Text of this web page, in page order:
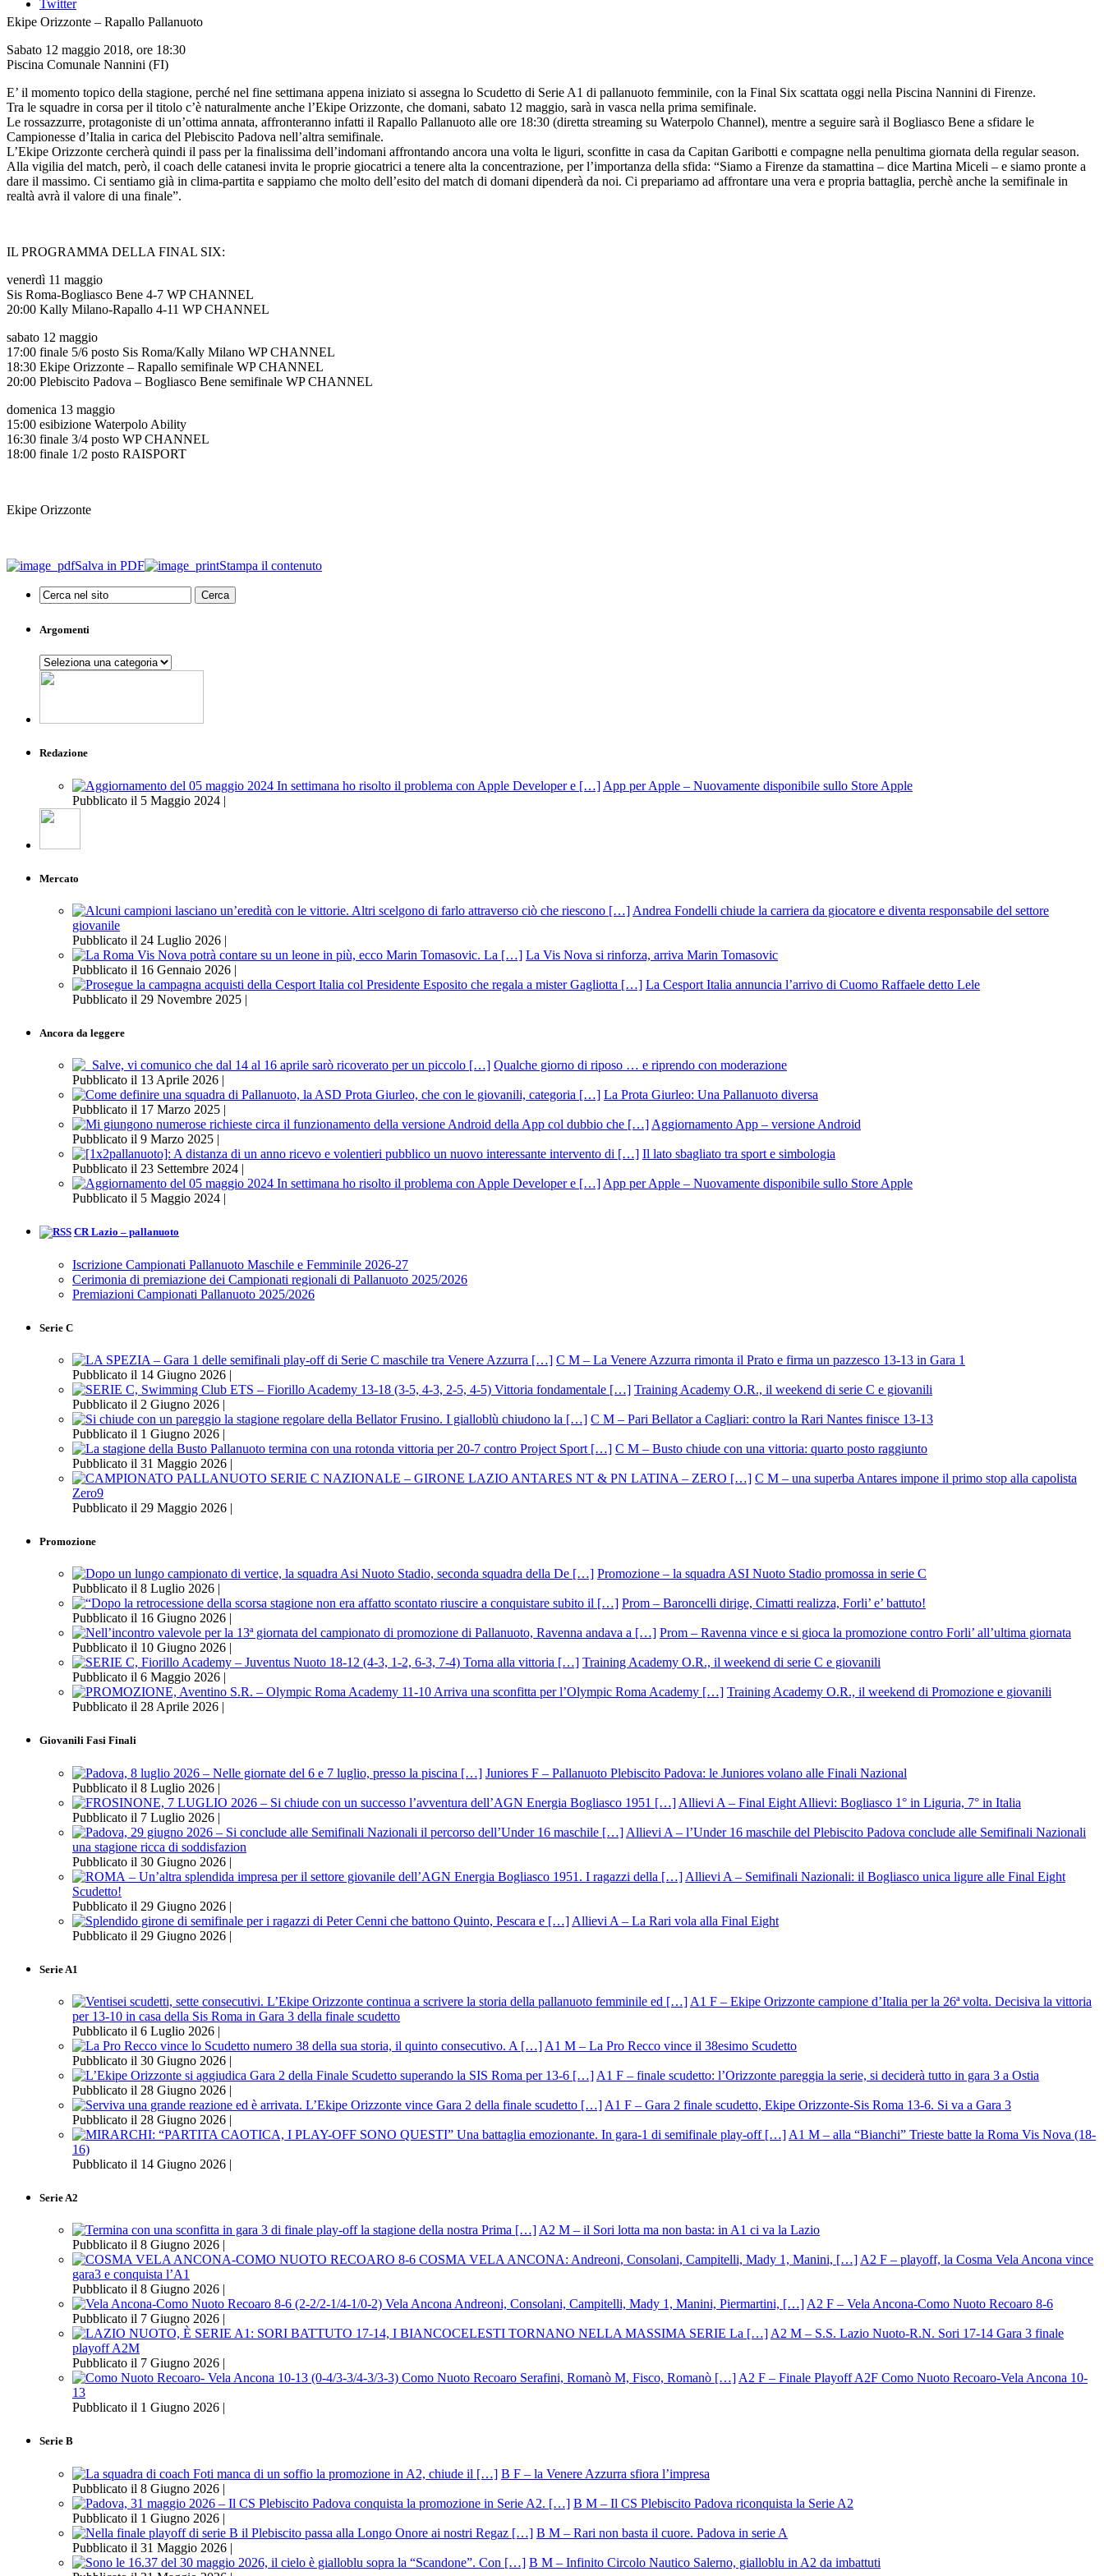
Twitter
Ekipe Orizzonte – Rapallo Pallanuoto
Sabato 12 maggio 2018, ore 18:30
Piscina Comunale Nannini (FI)
E’ il momento topico della stagione, perché nel fine settimana appena iniziato si assegna lo Scudetto di Serie A1 di pallanuoto femminile, con la Final Six scattata oggi nella Piscina Nannini di Firenze.
Tra le squadre in corsa per il titolo c’è naturalmente anche l’Ekipe Orizzonte, che domani, sabato 12 maggio, sarà in vasca nella prima semifinale.
Le rossazzurre, protagoniste di un’ottima annata, affronteranno infatti il Rapallo Pallanuoto alle ore 18:30 (diretta streaming su Waterpolo Channel), mentre a seguire sarà il Bogliasco Bene a sfidare le
Campionesse d’Italia in carica del Plebiscito Padova nell’altra semifinale.
L’Ekipe Orizzonte cercherà quindi il pass per la finalissima dell’indomani affrontando ancora una volta le liguri, sconfitte in casa da Capitan Garibotti e compagne nella penultima giornata della regular season.
Alla vigilia del match, però, il coach delle catanesi invita le proprie giocatrici a tenere alta la concentrazione, per l’importanza della sfida: “Siamo a Firenze da stamattina – dice Martina Miceli – e siamo pronte a
dare il massimo. Ci sentiamo già in clima-partita e sappiamo che molto dell’esito del match di domani dipenderà da noi. Ci prepariamo ad affrontare una vera e propria battaglia, perchè anche la semifinale in
realtà avrà il valore di una finale”.
IL PROGRAMMA DELLA FINAL SIX:
venerdì 11 maggio
Sis Roma-Bogliasco Bene 4-7 WP CHANNEL
20:00 Kally Milano-Rapallo 4-11 WP CHANNEL
sabato 12 maggio
17:00 finale 5/6 posto Sis Roma/Kally Milano WP CHANNEL
18:30 Ekipe Orizzonte – Rapallo semifinale WP CHANNEL
20:00 Plebiscito Padova – Bogliasco Bene semifinale WP CHANNEL
domenica 13 maggio
15:00 esibizione Waterpolo Ability
16:30 finale 3/4 posto WP CHANNEL
18:00 finale 1/2 posto RAISPORT
Ekipe Orizzonte
Salva in PDF Stampa il contenuto
Argomenti
Argomenti
Redazione
App per Apple – Nuovamente disponibile sullo Store Apple
Pubblicato il 5 Maggio 2024 |
Mercato
Andrea Fondelli chiude la carriera da giocatore e diventa responsabile del settore
giovanile
Pubblicato il 24 Luglio 2026 |
La Vis Nova si rinforza, arriva Marin Tomasovic
Pubblicato il 16 Gennaio 2026 |
La Cesport Italia annuncia l’arrivo di Cuomo Raffaele detto Lele
Pubblicato il 29 Novembre 2025 |
Ancora da leggere
Qualche giorno di riposo … e riprendo con moderazione
Pubblicato il 13 Aprile 2026 |
La Prota Giurleo: Una Pallanuoto diversa
Pubblicato il 17 Marzo 2025 |
Aggiornamento App – versione Android
Pubblicato il 9 Marzo 2025 |
Il lato sbagliato tra sport e simbologia
Pubblicato il 23 Settembre 2024 |
App per Apple – Nuovamente disponibile sullo Store Apple
Pubblicato il 5 Maggio 2024 |
CR Lazio – pallanuoto
Iscrizione Campionati Pallanuoto Maschile e Femminile 2026-27
Cerimonia di premiazione dei Campionati regionali di Pallanuoto 2025/2026
Premiazioni Campionati Pallanuoto 2025/2026
Serie C
C M – La Venere Azzurra rimonta il Prato e firma un pazzesco 13-13 in Gara 1
Pubblicato il 14 Giugno 2026 |
Training Academy O.R., il weekend di serie C e giovanili
Pubblicato il 2 Giugno 2026 |
C M – Pari Bellator a Cagliari: contro la Rari Nantes finisce 13-13
Pubblicato il 1 Giugno 2026 |
C M – Busto chiude con una vittoria: quarto posto raggiunto
Pubblicato il 31 Maggio 2026 |
C M – una superba Antares impone il primo stop alla capolista
Zero9
Pubblicato il 29 Maggio 2026 |
Promozione
Promozione – la squadra ASI Nuoto Stadio promossa in serie C
Pubblicato il 8 Luglio 2026 |
Prom – Baroncelli dirige, Cimatti realizza, Forli’ e’ battuto!
Pubblicato il 16 Giugno 2026 |
Prom – Ravenna vince e si gioca la promozione contro Forli’ all’ultima giornata
Pubblicato il 10 Giugno 2026 |
Training Academy O.R., il weekend di serie C e giovanili
Pubblicato il 6 Maggio 2026 |
Training Academy O.R., il weekend di Promozione e giovanili
Pubblicato il 28 Aprile 2026 |
Giovanili Fasi Finali
Juniores F – Pallanuoto Plebiscito Padova: le Juniores volano alle Finali Nazional
Pubblicato il 8 Luglio 2026 |
Allievi A – Final Eight Allievi: Bogliasco 1° in Liguria, 7° in Italia
Pubblicato il 7 Luglio 2026 |
Allievi A – l’Under 16 maschile del Plebiscito Padova conclude alle Semifinali Nazionali
una stagione ricca di soddisfazion
Pubblicato il 30 Giugno 2026 |
Allievi A – Semifinali Nazionali: il Bogliasco unica ligure alle Final Eight
Scudetto!
Pubblicato il 29 Giugno 2026 |
Allievi A – La Rari vola alla Final Eight
Pubblicato il 29 Giugno 2026 |
Serie A1
A1 F – Ekipe Orizzonte campione d’Italia per la 26ª volta. Decisiva la vittoria
per 13-10 in casa della Sis Roma in Gara 3 della finale scudetto
Pubblicato il 6 Luglio 2026 |
A1 M – La Pro Recco vince il 38esimo Scudetto
Pubblicato il 30 Giugno 2026 |
A1 F – finale scudetto: l’Orizzonte pareggia la serie, si deciderà tutto in gara 3 a Ostia
Pubblicato il 28 Giugno 2026 |
A1 F – Gara 2 finale scudetto, Ekipe Orizzonte-Sis Roma 13-6. Si va a Gara 3
Pubblicato il 28 Giugno 2026 |
A1 M – alla “Bianchi” Trieste batte la Roma Vis Nova (18-
16)
Pubblicato il 14 Giugno 2026 |
Serie A2
A2 M – il Sori lotta ma non basta: in A1 ci va la Lazio
Pubblicato il 8 Giugno 2026 |
A2 F – playoff, la Cosma Vela Ancona vince
gara3 e conquista l’A1
Pubblicato il 8 Giugno 2026 |
A2 F – Vela Ancona-Como Nuoto Recoaro 8-6
Pubblicato il 7 Giugno 2026 |
A2 M – S.S. Lazio Nuoto-R.N. Sori 17-14 Gara 3 finale
playoff A2M
Pubblicato il 7 Giugno 2026 |
A2 F – Finale Playoff A2F Como Nuoto Recoaro-Vela Ancona 10-
13
Pubblicato il 1 Giugno 2026 |
Serie B
B F – la Venere Azzurra sfiora l’impresa
Pubblicato il 8 Giugno 2026 |
B M – Il CS Plebiscito Padova riconquista la Serie A2
Pubblicato il 1 Giugno 2026 |
B M – Rari non basta il cuore. Padova in serie A
Pubblicato il 31 Maggio 2026 |
B M – Infinito Circolo Nautico Salerno, gialloblu in A2 da imbattuti